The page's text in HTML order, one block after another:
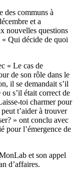
des communs à
et a
nouvelles questions
« Qui décide de quoi
« Le cas de
de son rôle dans le
il se demandait s’il
s’il était correct de
toi charmer pour
t’aider à trouver
» ont conclu avec
pour l’émergence de
et son appel
d’affaires.